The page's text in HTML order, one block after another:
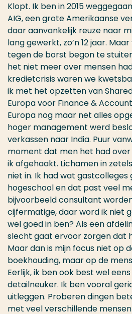
Klopt. Ik ben in 2015
AIG, een grote Amerikaanse
daar aanvankelijk reuze naar
lang gewerkt, zo’n 12 jaar.
tegen de borst begon te
het niet meer over mensen
kredietcrisis waren we
ik met het opzetten van
Europa voor Finance &
Europa nog maar net alles
hoger management werd
verkassen naar India. Puur
moment dat men het had over
ik afgehaakt. Lichamen in
niet in. Ik had wat gastcolleges
hogeschool en dat past veel
bijvoorbeeld consultant
cijfermatige, daar word ik niet
wel goed in ben? Als een
slecht gaat ervoor zorgen dat
Maar dan is mijn focus niet op
boekhouding, maar op de
Eerlijk, ik ben ook best wel
detailneuker. Ik ben vooral
uitleggen. Proberen dingen
met veel verschillende